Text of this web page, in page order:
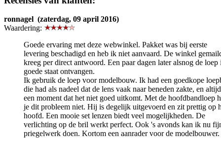
ronnagel (zaterdag, 09 april 2016)
Waardering:
Goede ervaring met deze webwinkel. Pakket was bij eerste
levering beschadigd en heb ik niet aanvaard. De winkel
kreeg per direct antwoord. Een paar dagen later alsnog de loep
goede staat ontvangen.
Ik gebruik de loep voor modelbouw. Ik had een goedkope
die had als nadeel dat de lens vaak naar beneden zakte, en
een moment dat het niet goed uitkomt. Met de hoofdbandloep
je dit probleem niet. Hij is degelijk uitgevoerd en zit prettig op
hoofd. Een mooie set lenzen biedt veel mogelijkheden. De
verlichting op de bril werkt perfect. Ook 's avonds kan ik nu
priegelwerk doen. Kortom een aanrader voor de modelbouwer.